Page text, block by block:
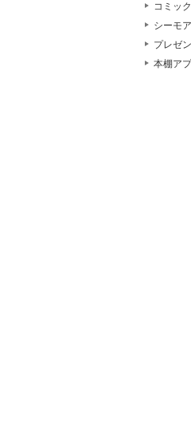
コミッ
シーモ
プレゼ
本棚ア